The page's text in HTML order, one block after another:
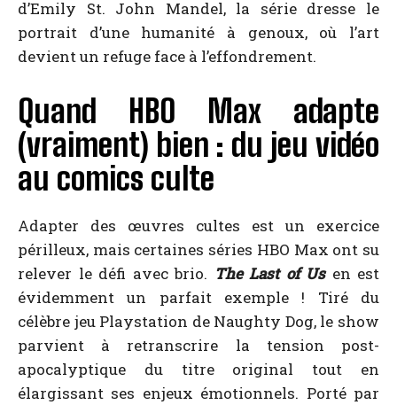
d’Emily St. John Mandel, la série dresse le
portrait d’une humanité à genoux, où l’art
devient un refuge face à l’effondrement.
Quand HBO Max adapte
(vraiment) bien : du jeu vidéo
au comics culte
Adapter des œuvres cultes est un exercice
périlleux, mais certaines séries HBO Max ont su
relever le défi avec brio. The Last of Usen est
évidemment un parfait exemple ! Tiré du
célèbre jeu Playstation de Naughty Dog, le show
parvient à retranscrire la tension post-
apocalyptique du titre original tout en
élargissant ses enjeux émotionnels. Porté par